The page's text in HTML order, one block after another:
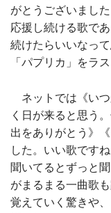
がとうございまし
応援し続ける歌で
続けたらいいなっ
「パプリカ」をラ
ネットでは《いつ
く日が来ると思う
出をありがとう》
した。いい歌です
聞いてるとずっと
がまるまる一曲歌
覚えていく驚きや